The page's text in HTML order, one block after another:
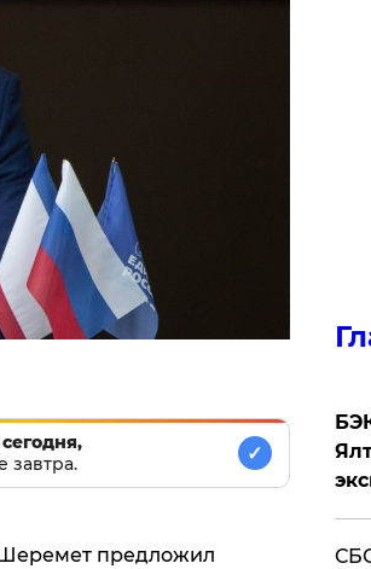
завтра.
✓
Шеремет предложил